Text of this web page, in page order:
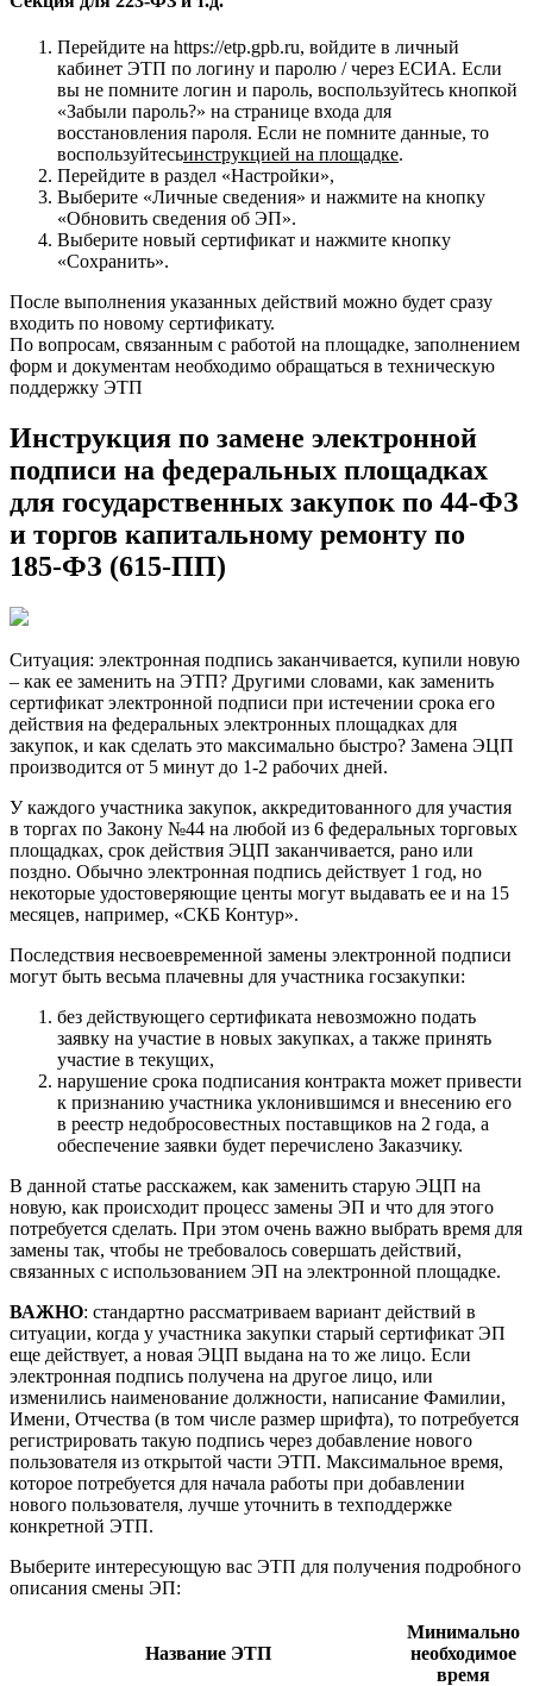
Перейдите на https://etp.gpb.ru, войдите в личный
кабинет ЭТП по логину и паролю / через ЕСИА. Если
вы не помните логин и пароль, воспользуйтесь кнопкой
«Забыли пароль?» на странице входа для
восстановления пароля. Если не помните данные, то
воспользуйтесьинструкцией на площадке.
Перейдите в раздел «Настройки»,
Выберите «Личные сведения» и нажмите на кнопку
«Обновить сведения об ЭП».
Выберите новый сертификат и нажмите кнопку
«Сохранить».
После выполнения указанных действий можно будет сразу
входить по новому сертификату.
По вопросам, связанным с работой на площадке, заполнением
форм и документам необходимо обращаться в техническую
поддержку ЭТП
Инструкция по замене электронной
подписи на федеральных площадках
для государственных закупок по 44-ФЗ
и торгов капитальному ремонту по
185-ФЗ (615-ПП)
Ситуация: электронная подпись заканчивается, купили новую
– как ее заменить на ЭТП? Другими словами, как заменить
сертификат электронной подписи при истечении срока его
действия на федеральных электронных площадках для
закупок, и как сделать это максимально быстро? Замена ЭЦП
производится от 5 минут до 1-2 рабочих дней.
У каждого участника закупок, аккредитованного для участия
в торгах по Закону №44 на любой из 6 федеральных торговых
площадках, срок действия ЭЦП заканчивается, рано или
поздно. Обычно электронная подпись действует 1 год, но
некоторые удостоверяющие центы могут выдавать ее и на 15
месяцев, например, «СКБ Контур».
Последствия несвоевременной замены электронной подписи
могут быть весьма плачевны для участника госзакупки:
без действующего сертификата невозможно подать
заявку на участие в новых закупках, а также принять
участие в текущих,
нарушение срока подписания контракта может привести
к признанию участника уклонившимся и внесению его
в реестр недобросовестных поставщиков на 2 года, а
обеспечение заявки будет перечислено Заказчику.
В данной статье расскажем, как заменить старую ЭЦП на
новую, как происходит процесс замены ЭП и что для этого
потребуется сделать. При этом очень важно выбрать время для
замены так, чтобы не требовалось совершать действий,
связанных с использованием ЭП на электронной площадке.
ВАЖНО: стандартно рассматриваем вариант действий в
ситуации, когда у участника закупки старый сертификат ЭП
еще действует, а новая ЭЦП выдана на то же лицо. Если
электронная подпись получена на другое лицо, или
изменились наименование должности, написание Фамилии,
Имени, Отчества (в том числе размер шрифта), то потребуется
регистрировать такую подпись через добавление нового
пользователя из открытой части ЭТП. Максимальное время,
которое потребуется для начала работы при добавлении
нового пользователя, лучше уточнить в техподдержке
конкретной ЭТП.
Выберите интересующую вас ЭТП для получения подробного
описания смены ЭП:
Название ЭТП
Минимально
необходимое
время